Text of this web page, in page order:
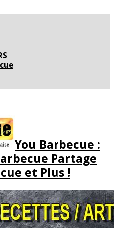
You Barbecue :
Partage
et Plus !